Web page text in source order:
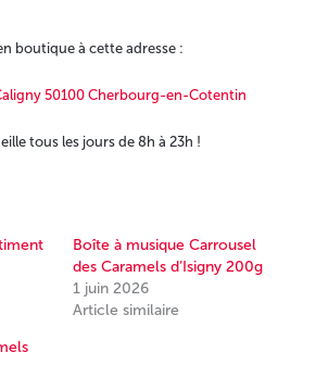
boutique à cette adresse :
50100 Cherbourg-en-Cotentin
tous les jours de 8h à 23h !
Boîte à musique Carrousel
des Caramels d’Isigny 200g
1 juin 2026
Article similaire